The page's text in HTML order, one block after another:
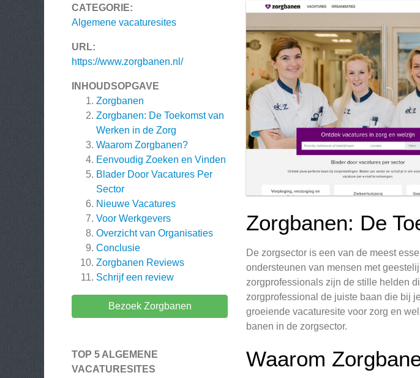
CATEGORIE:
Algemene vacaturesites
URL:
https://www.zorgbanen.nl/
INHOUDSOPGAVE
Zorgbanen
Zorgbanen: De Toekomst van
Werken in de Zorg
Waarom Zorgbanen?
Eenvoudig Zoeken en Vinden
Blader Door Vacatures Per
Sector
Nieuwe Vacatures
Voor Werkgevers
Overzicht van Organisaties
Conclusie
Zorgbanen Reviews
Schrijf een review
Bezoek Zorgbanen
TOP 5 ALGEMENE
VACATURESITES
Zorgbanen: De
De zorgsector is een van de meest
ondersteunen van mensen met
zorgprofessionals zijn de stille helden
zorgprofessional de juiste baan die bij
groeiende vacaturesite voor zorg en
banen in de zorgsector.
Waarom